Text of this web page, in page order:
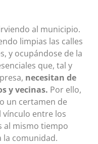
al municipio.
limpias las calles
y ocupándose de la
que, tal y
necesitan de
y vecinas. Por ello,
un certamen de
vínculo entre los
al mismo tiempo
la comunidad.